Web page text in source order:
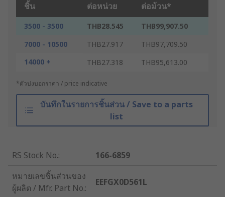
ชิ้น ต่อหน่วย ต่อม้วน*
3500 - 3500 THB28.545
THB99,907.50
7000 - 10500
THB27.917
THB97,709.50
14000 +
THB27.318 THB95,613.00
*ตัวบ่งบอกราคา / price indicative
บันทึกในรายการชิ้นส่วน / Save to a parts
list
RS Stock No.:
166-6859
หมายเลขชิ้นส่วนของ
ผู้ผลิต / Mfr. Part No.:
EEFGX0D561L